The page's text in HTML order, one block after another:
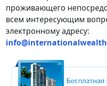
проживающего
всем интересующим
электронному адресу: